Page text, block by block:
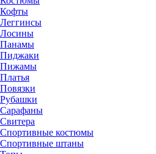
Кофты
Леггинсы
Лосины
Панамы
Пиджаки
Пижамы
Платья
Повязки
Рубашки
Сарафаны
Свитера
Спортивные костюмы
Спортивные штаны